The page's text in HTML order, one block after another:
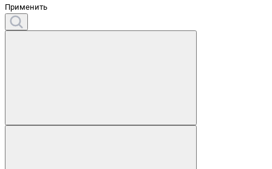
Применить